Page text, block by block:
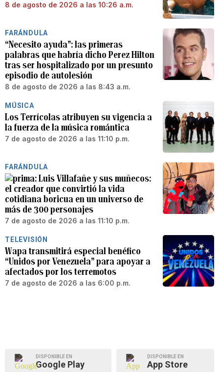
8 de agosto de 2026 a las 10:26 a.m.
FARÁNDULA
“Necesito ayuda”: las primeras
palabras que habría dicho Perez Hilton
tras ser hospitalizado por un presunto
episodio de autolesión
8 de agosto de 2026 a las 8:43 a.m.
MÚSICA
Los Terrícolas atribuyen su vigencia a
la fuerza de la música romántica
7 de agosto de 2026 a las 11:10 p.m.
FARÁNDULA
Luis Villafañe y sus muñecos:
el creador que convirtió la vida
cotidiana boricua en un universo de
más de 300 personajes
7 de agosto de 2026 a las 11:10 p.m.
TELEVISIÓN
Wapa transmitirá especial benéfico
“Unidos por Venezuela” para apoyar a
afectados por los terremotos
7 de agosto de 2026 a las 6:00 p.m.
DISPONIBLE EN
Google Play
DISPONIBLE EN
App Store